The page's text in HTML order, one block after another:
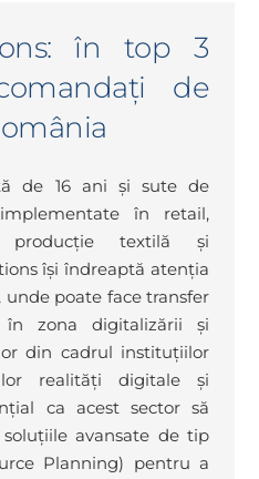
în top 3
de
de 16 ani și sute de
în retail,
producție textilă și
își îndreaptă atenția
poate face transfer
zona digitalizării și
din cadrul instituțiilor
realități digitale și
ca acest sector să
avansate de tip
Planning) pentru a